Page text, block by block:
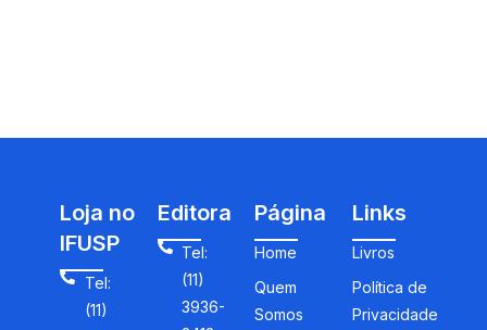
Loja no
IFUSP
Tel:
(11)
Editora
Tel:
(11)
3936-
Página
Home
Quem
Somos
Links
Livros
Política de
Privacidade